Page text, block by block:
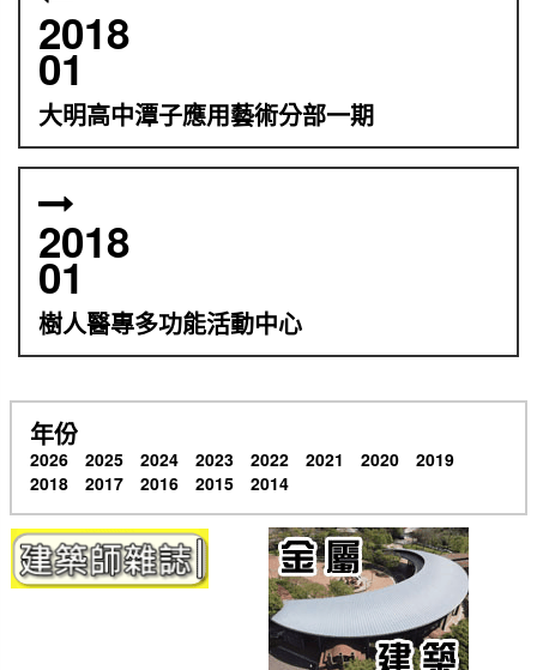
2018
01
大明高中潭子應用藝術分部一期
2018
01
樹人醫專多功能活動中心
年份
2026 2025 2024 2023 2022 2021 2020
2019
2018
2017 2016 2015 2014